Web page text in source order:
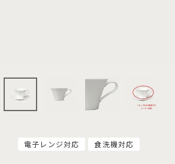
電子レンジ対応 食洗機対応